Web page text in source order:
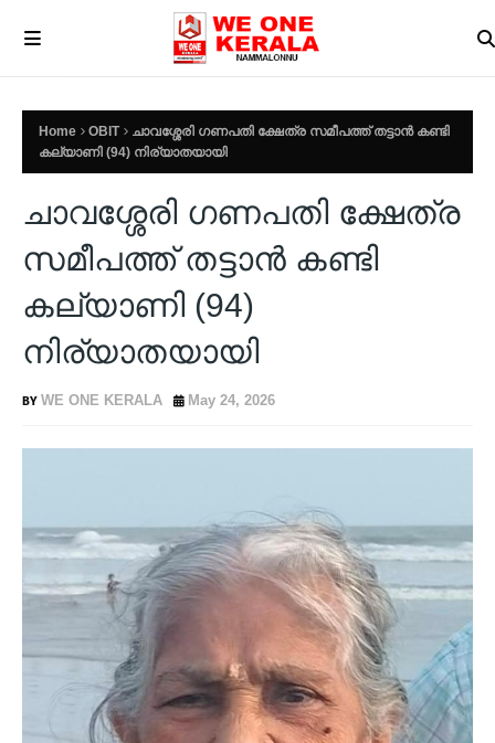
Home OBIT
ചാവശ്ശേരി ഗണപതി ക്ഷേത്ര സമീപത്ത് തട്ടാൻ കണ്ടി
കല്യാണി (94) നിര്യാതയായി
ചാവശ്ശേരി ഗണപതി ക്ഷേത്ര
സമീപത്ത് തട്ടാൻ കണ്ടി
കല്യാണി (94)
നിര്യാതയായി
WE ONE KERALA May 24, 2026